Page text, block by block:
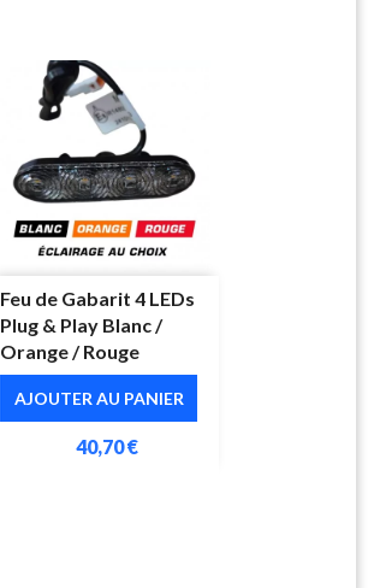
Feu de Gabarit 4 LEDs
Plug & Play Blanc /
Orange / Rouge
AJOUTER AU PANIER
40,70 €